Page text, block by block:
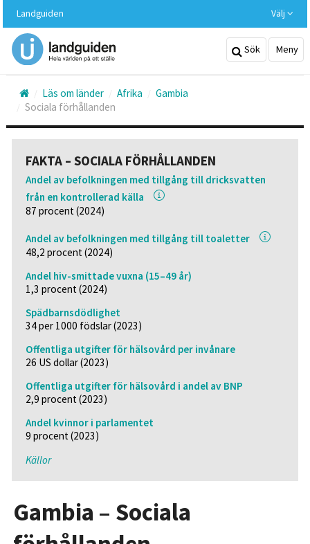
huvudinnehållet
Landguiden Välj
Sök Meny
Läs om länder Afrika
Gambia
Sociala förhållanden
FAKTA – SOCIALA FÖRHÅLLANDEN
Andel av befolkningen med tillgång till dricksvatten
från en kontrollerad källa
87 procent (2024)
Andel av befolkningen med tillgång till toaletter
48,2 procent (2024)
Andel hiv-smittade vuxna (15–49 år)
1,3 procent (2024)
Spädbarnsdödlighet
34 per 1000 födslar (2023)
Offentliga utgifter för hälsovård per invånare
26 US dollar (2023)
Offentliga utgifter för hälsovård i andel av BNP
2,9 procent (2023)
Andel kvinnor i parlamentet
9 procent (2023)
Källor
Gambia – Sociala